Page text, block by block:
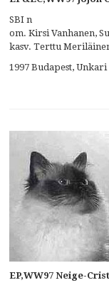
SBI n
om. Kirsi Vanhanen,
kasv. Terttu
1997 Budapest, Unkari
EP,WW97 Neige-